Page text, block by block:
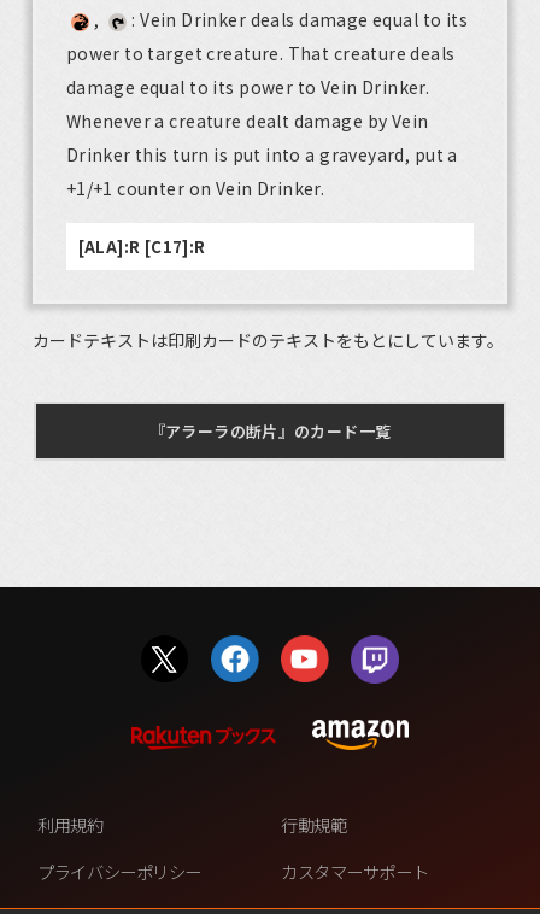
,
: Vein Drinker deals damage equal to its
power to target creature. That creature deals
damage equal to its power to Vein Drinker.
Whenever a creature dealt damage by Vein
Drinker this turn is put into a graveyard, put a
+1/+1 counter on Vein Drinker.
[ALA]:R [C17]:R
カードテキストは印刷カードのテキストをもとにしています。
『アラーラの断片』のカード一覧
利用規約
行動規範
プライバシーポリシー
カスタマーサポート